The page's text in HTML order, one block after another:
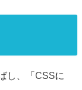
し、「CSSに